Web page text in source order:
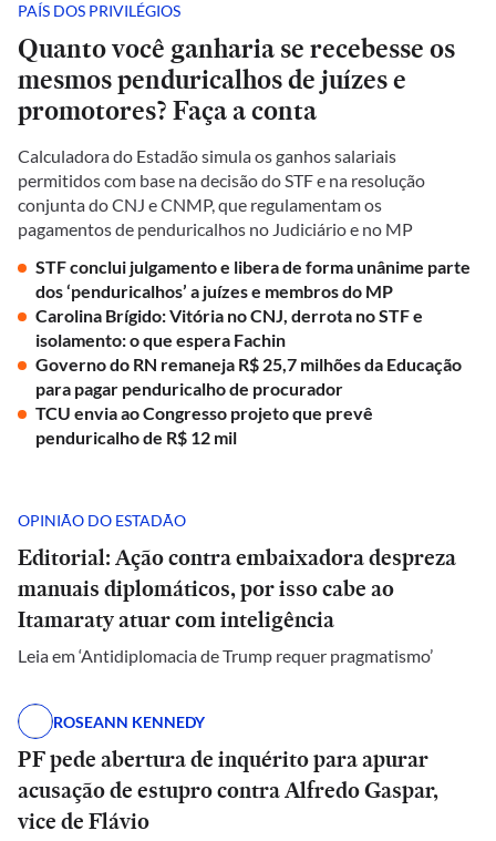
PAÍS DOS PRIVILÉGIOS
Quanto você ganharia se recebesse os
mesmos penduricalhos de juízes e
promotores? Faça a conta
Calculadora do Estadão simula os ganhos salariais
permitidos com base na decisão do STF e na resolução
conjunta do CNJ e CNMP, que regulamentam os
pagamentos de penduricalhos no Judiciário e no MP
STF conclui julgamento e libera de forma unânime parte
dos ‘penduricalhos’ a juízes e membros do MP
Carolina Brígido: Vitória no CNJ, derrota no STF e
isolamento: o que espera Fachin
Governo do RN remaneja R$ 25,7 milhões da Educação
para pagar penduricalho de procurador
TCU envia ao Congresso projeto que prevê
penduricalho de R$ 12 mil
OPINIÃO DO ESTADÃO
Editorial: Ação contra embaixadora despreza
manuais diplomáticos, por isso cabe ao
Itamaraty atuar com inteligência
Leia em ‘Antidiplomacia de Trump requer pragmatismo’
ROSEANN KENNEDY
PF pede abertura de inquérito para apurar
acusação de estupro contra Alfredo Gaspar,
vice de Flávio